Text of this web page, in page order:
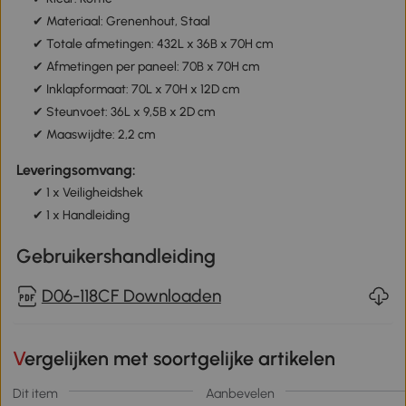
✔ Materiaal: Grenenhout, Staal
✔ Totale afmetingen: 432L x 36B x 70H cm
✔ Afmetingen per paneel: 70B x 70H cm
✔ Inklapformaat: 70L x 70H x 12D cm
✔ Steunvoet: 36L x 9,5B x 2D cm
✔ Maaswijdte: 2,2 cm
Leveringsomvang:
✔ 1 x Veiligheidshek
✔ 1 x Handleiding
Gebruikershandleiding
D06-118CF Downloaden
Vergelijken met soortgelijke artikelen
Dit item Aanbevelen